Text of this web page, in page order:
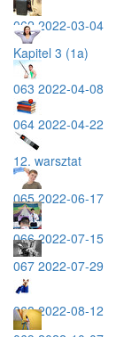
062 2022-03-04
Kapitel 3 (1a)
063 2022-04-08
064 2022-04-22
12. warsztat
065 2022-06-17
066 2022-07-15
067 2022-07-29
068 2022-08-12